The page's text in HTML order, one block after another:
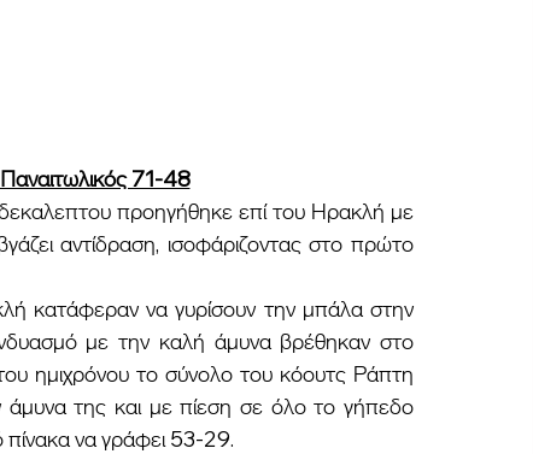
71-48
αντίδραση, ισοφάριζοντας στο πρώτο
με την καλή άμυνα βρέθηκαν στο
ημιχρόνου το σύνολο του κόουτς Ράπτη
της και με πίεση σε όλο το γήπεδο
πίνακα να γράφει 53-29.